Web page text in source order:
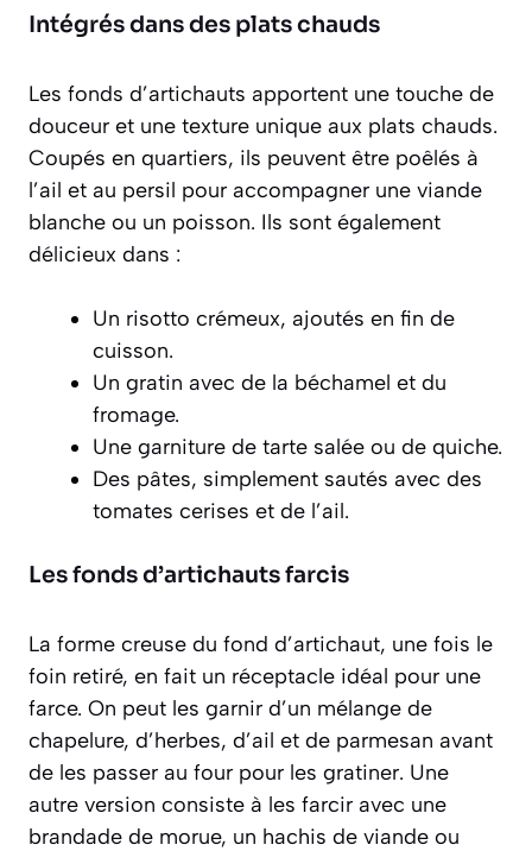
Intégrés dans des plats chauds
Les fonds d’artichauts apportent une touche de
douceur et une texture unique aux plats chauds.
Coupés en quartiers, ils peuvent être poêlés à
l’ail et au persil pour accompagner une viande
blanche ou un poisson. Ils sont également
délicieux dans :
Un risotto crémeux, ajoutés en fin de
cuisson.
Un gratin avec de la béchamel et du
fromage.
Une garniture de tarte salée ou de quiche.
Des pâtes, simplement sautés avec des
tomates cerises et de l’ail.
Les fonds d’artichauts farcis
La forme creuse du fond d’artichaut, une fois le
foin retiré, en fait un réceptacle idéal pour une
farce. On peut les garnir d’un mélange de
chapelure, d’herbes, d’ail et de parmesan avant
de les passer au four pour les gratiner. Une
autre version consiste à les farcir avec une
brandade de morue, un hachis de viande ou